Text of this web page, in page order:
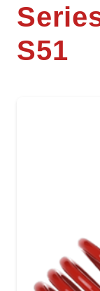
S51